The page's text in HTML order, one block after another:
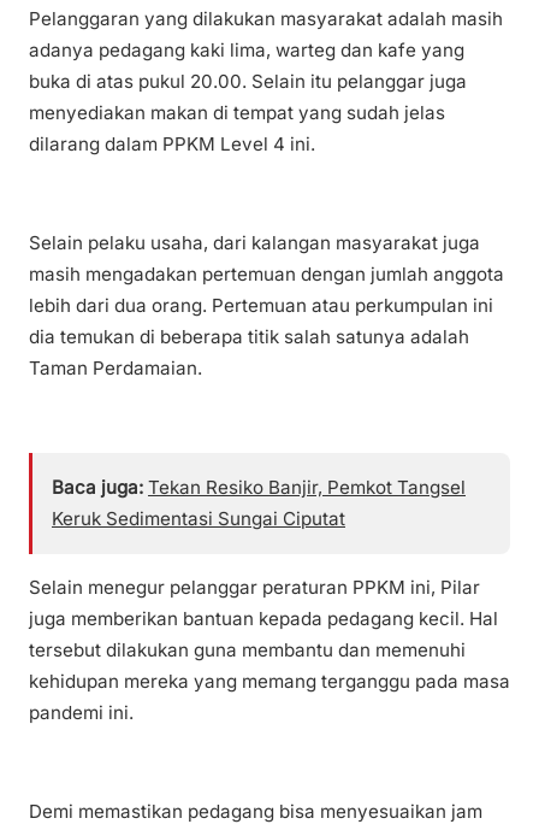
Pelanggaran yang dilakukan masyarakat adalah masih
adanya pedagang kaki lima, warteg dan kafe yang
buka di atas pukul 20.00. Selain itu pelanggar juga
menyediakan makan di tempat yang sudah jelas
dilarang dalam PPKM Level 4 ini.
Selain pelaku usaha, dari kalangan masyarakat juga
masih mengadakan pertemuan dengan jumlah anggota
lebih dari dua orang. Pertemuan atau perkumpulan ini
dia temukan di beberapa titik salah satunya adalah
Taman Perdamaian.
Baca juga: Tekan Resiko Banjir, Pemkot Tangsel
Keruk Sedimentasi Sungai Ciputat
Selain menegur pelanggar peraturan PPKM ini, Pilar
juga memberikan bantuan kepada pedagang kecil. Hal
tersebut dilakukan guna membantu dan memenuhi
kehidupan mereka yang memang terganggu pada masa
pandemi ini.
Demi memastikan pedagang bisa menyesuaikan jam